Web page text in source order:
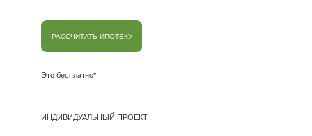
РАССЧИТАТЬ ИПОТЕКУ
ИНДИВИДУАЛЬНЫЙ ПРОЕКТ
Это бесплатно*